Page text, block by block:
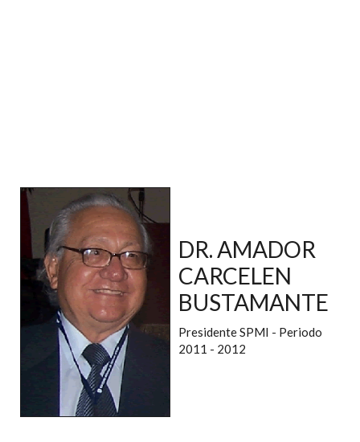
DR. AMADOR
CARCELEN
BUSTAMANTE
Presidente SPMI - Periodo
2011 - 2012